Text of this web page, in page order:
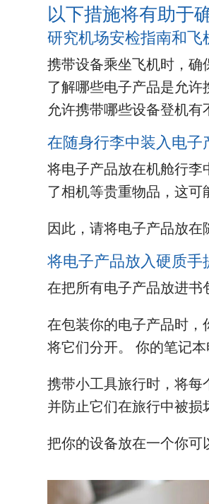
以下措施将有助于
研究机场安检指南和飞
携带设备乘坐飞机时，确
了解哪些电子产品是允
允许携带哪些设备登机有
在随身行李中装入电子
将电子产品放在机舱行
了相机等贵重物品，这可
因此，请将电子产品放在
将电子产品放入硬质手
在把所有电子产品放进书
在包装你的电子产品时
将它们分开。 你的笔记
携带小工具旅行时，将每
并防止它们在旅行中被损
把你的设备放在一个你可